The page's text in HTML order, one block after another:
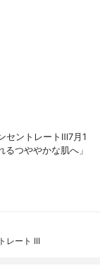
セントレートⅢ7月1
つややかな肌へ」
レート III